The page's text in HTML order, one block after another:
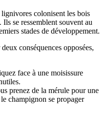
colonisent les bois
se ressemblent souvent au
stades de développement.
conséquences opposées,
face à une moisissure
prenez de la mérule pour une
champignon se propager